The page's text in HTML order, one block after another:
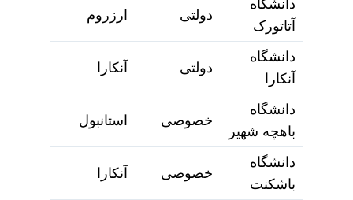
دانشگاه
آتاتورک
دولتی ارزروم
دانشگاه
آنکارا
دولتی آنکارا
دانشگاه
باهچه شهیر
خصوصی استانبول
دانشگاه
باشکنت
خصوصی آنکارا